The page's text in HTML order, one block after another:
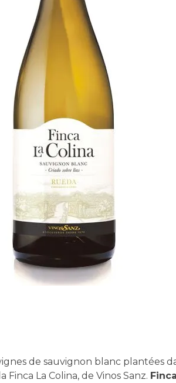
de sauvignon blanc plantées
La Colina, de Vinos Sanz.